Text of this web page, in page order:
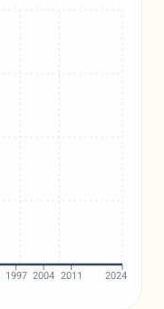
1997 2004 2011 2024